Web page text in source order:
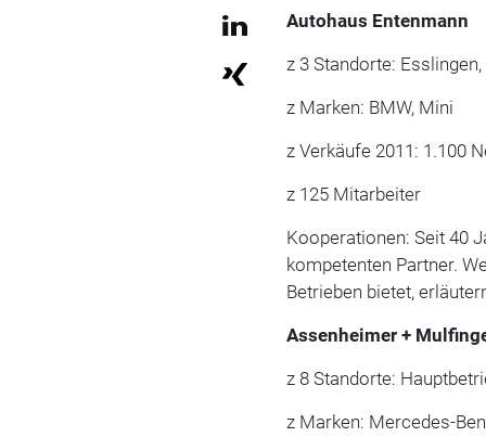
Autohaus Entenmann
z 3 Standorte:
z Marken: BMW, Mini
z Verkäufe 2011: 1.100
z 125 Mitarbeiter
Kooperationen: Seit 40
kompetenten Partner.
Betrieben bietet,
Assenheimer +
z 8 Standorte:
z Marken: Mercedes-